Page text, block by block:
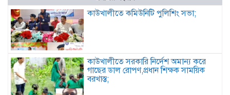
কাউখালীতে কমিউনিটি পুলিশিং সভা;
কাউখালীতে সরকারি নির্দেশ অমান্য করে
গাছের ডাল রোপণ,প্রধান শিক্ষক সাময়িক
বরখাস্ত;